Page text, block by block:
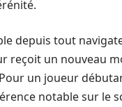
depuis tout
reçoit un nouveau
un joueur
notable sur le